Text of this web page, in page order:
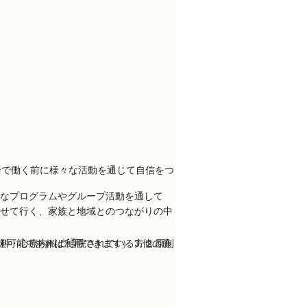
プログラムやグループ活動を通して
て行く、家族と地域とのつながりの中